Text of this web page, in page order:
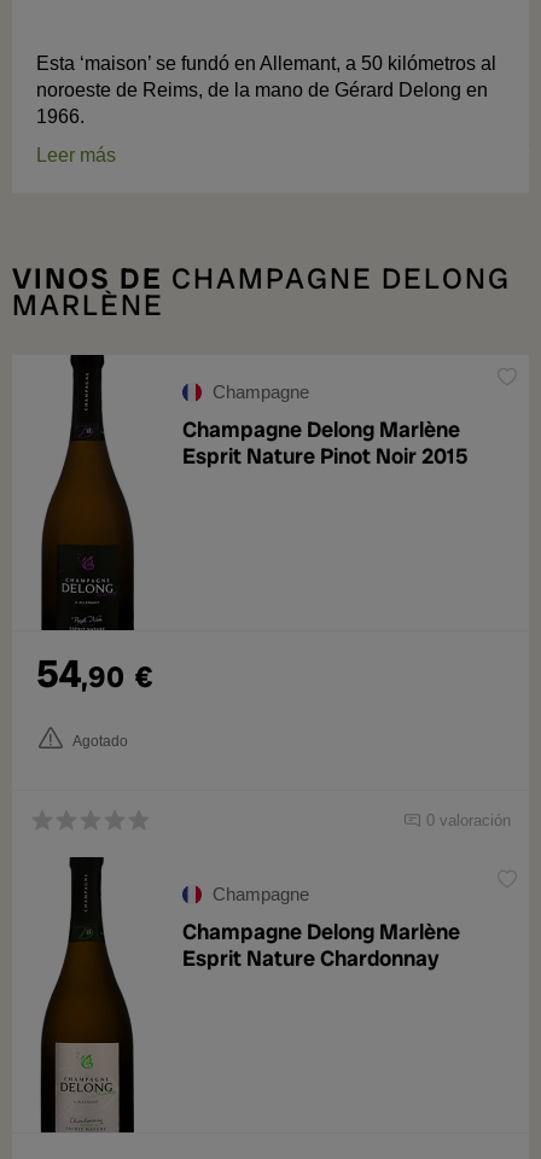
Esta ‘maison’ se fundó en Allemant, a 50 kilómetros al
noroeste de Reims, de la mano de Gérard Delong en
1966.
Leer más
VINOS DE CHAMPAGNE DELONG
MARLÈNE
Champagne
Champagne Delong Marlène
Esprit Nature Pinot Noir 2015
54,90 €
Agotado
0 valoración
Champagne
Champagne Delong Marlène
Esprit Nature Chardonnay